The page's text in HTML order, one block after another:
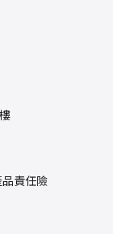
責任險